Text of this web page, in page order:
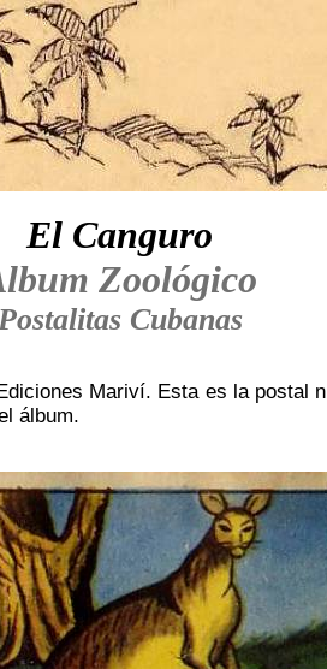
El Canguro
Zoológico
Cubanas
Mariví. Esta es la postal
álbum.